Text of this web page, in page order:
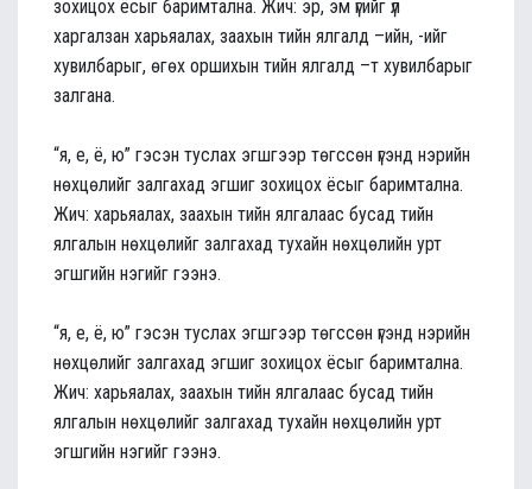
зохицох ёсыг баримтална. Жич: эр, эм үгийг үл
харгалзан харьяалах, заахын тийн ялгалд –ийн, -ийг
хувилбарыг, өгөх оршихын тийн ялгалд –т хувилбарыг
залгана.
“я, е, ё, ю” гэсэн туслах эгшгээр төгссөн үгэнд нэрийн
нөхцөлийг залгахад эгшиг зохицох ёсыг баримтална.
Жич: харьяалах, заахын тийн ялгалаас бусад тийн
ялгалын нөхцөлийг залгахад тухайн нөхцөлийн урт
эгшгийн нэгийг гээнэ.
“я, е, ё, ю” гэсэн туслах эгшгээр төгссөн үгэнд нэрийн
нөхцөлийг залгахад эгшиг зохицох ёсыг баримтална.
Жич: харьяалах, заахын тийн ялгалаас бусад тийн
ялгалын нөхцөлийг залгахад тухайн нөхцөлийн урт
эгшгийн нэгийг гээнэ.